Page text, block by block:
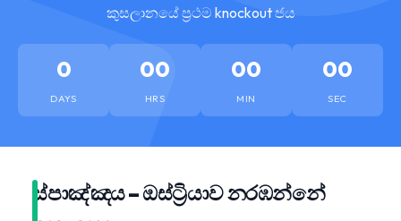
කුසලානයේ ප්‍රථම knockout ජය
0
DAYS
00
HRS
00
MIN
00
SEC
ස්පාඤ්ඤය – ඔස්ට්‍රියාව නරඹන්නේ